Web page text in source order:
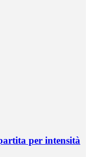
per intensità